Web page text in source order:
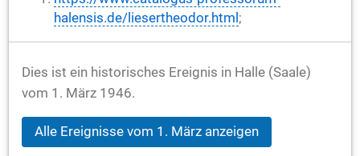
halensis.de/liesertheodor.html ;
Dies ist ein historisches Ereignis in Halle (Saale)
vom 1. März 1946.
Alle Ereignisse vom 1. März anzeigen